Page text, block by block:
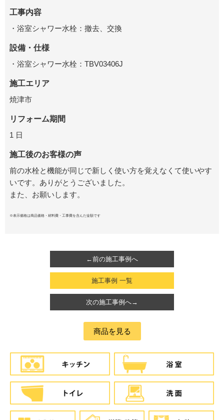
工事内容
・浴室シャワー水栓：撤去、交換
設備・仕様
・浴室シャワー水栓：TBV03406J
施工エリア
焼津市
リフォーム期間
1 日
施工後のお客様の声
前の水栓と機能が同じで新しく使い方を覚えなくて使いやす
いです。ありがとうございました。
また、お願いします。
※表示価格は商品価格・材料費・工事費を含んだ金額です
←前の施工事例へ
施工事例 一覧
次の施工事例へ→
商品を見る